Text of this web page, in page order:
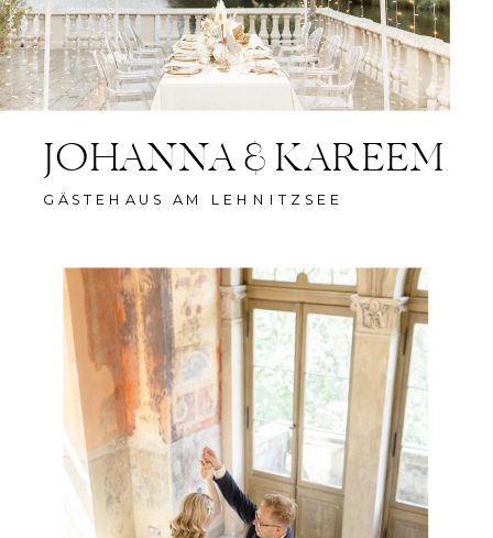
JOHANNA & KAREEM
GÄSTEHAUS AM LEHNITZSEE